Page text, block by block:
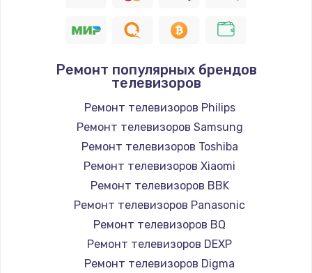
Заказать
Программный ремонт/прошивка
Замена Bluetooth/Wi-Fi модуля
Заказать
Замена картридера
890 руб.
Ремонт популярных брендов
телевизоров
Ремонт телевизоров Philips
Ремонт телевизоров Samsung
Ремонт телевизоров Toshiba
Ремонт телевизоров Xiaomi
Ремонт телевизоров BBK
Ремонт телевизоров Panasonic
Ремонт телевизоров BQ
Ремонт телевизоров DEXP
Ремонт телевизоров Digma